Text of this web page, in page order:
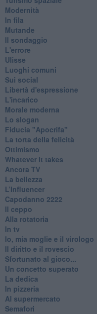
Modernità
In fila
Mutande
Il sondaggio
L'errore
Ulisse
Luoghi comuni
Sui social
Libertà d'espressione
L'incarico
Morale moderna
Lo slogan
Fiducia "Apocrifa"
La torta della felicità
Ottimismo
Whatever it takes
Ancora TV
La bellezza
L’Influencer
​Capodanno 2222
Il ceppo
Alla rotatoria
In tv
Io, mia moglie e il virologo
Il diritto e il rovescio
Sfortunato al gioco...
Un concetto superato
La dedica
In pizzeria
Al supermercato
Semafori